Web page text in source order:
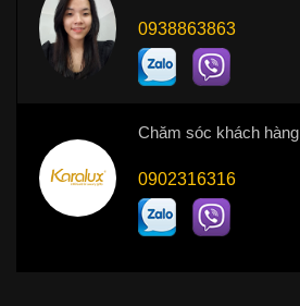
0938863863
Chăm sóc khách hàng
0902316316